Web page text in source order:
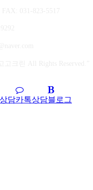
담카톡상담블로그